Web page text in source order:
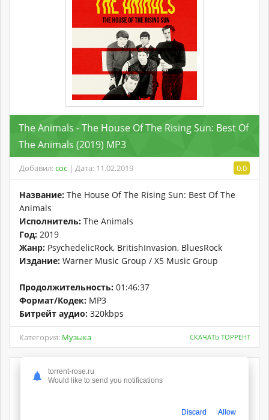
The Animals - The House Of The Rising Sun: Best Of
The Animals (2019) MP3
Добавил:coc | Дата: 11.02.2019 0.0
Название: The House Of The Rising Sun: Best Of The
Animals
Исполнитель: The Animals
Год: 2019
Жанр: PsychedelicRock, BritishInvasion, BluesRock
Издание: Warner Music Group / X5 Music Group
Продолжительность: 01:46:37
Формат/Кодек: MP3
Битрейт аудио: 320kbps
Категория: Музыка СКАЧАТЬ ТОРРЕНТ
torrent-rose.ru
Would like to send you notifications
Discard Allow